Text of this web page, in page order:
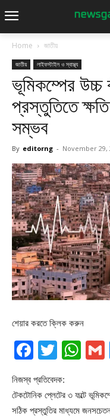
Home জাতীয়
জাতীয় লাইফস্টাইল ও স্বাস্থ্য
ভূমিকম্পের উচ্চ
প্রস্তুতিতে
সম্ভব
By editorng - November 29,
শেয়ার করতে ক্লিক করুন
নিজস্ব প্রতিবেদক:
টেকটোনিক প্লেটের ৩ ফল্টে
সঠিক প্রস্তুতির মাধ্যমে